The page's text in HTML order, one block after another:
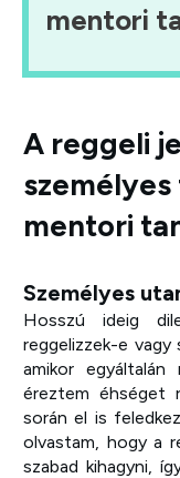
mentori
A reggeli
mentori
Személyes
Hosszú ideig
reggelizzek-e vagy
amikor egyáltalán
éreztem éhséget
során el is
olvastam, hogy a
szabad kihagyni,